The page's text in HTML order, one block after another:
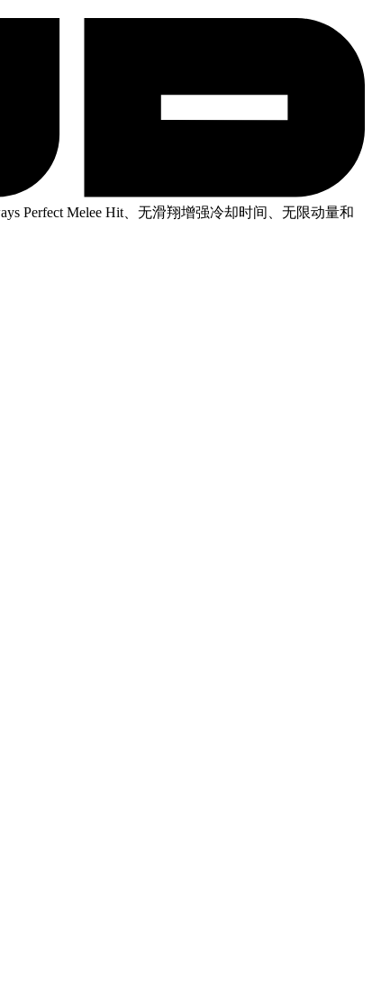
Perfect Melee Hit、无滑翔增强冷却时间、无限动量和